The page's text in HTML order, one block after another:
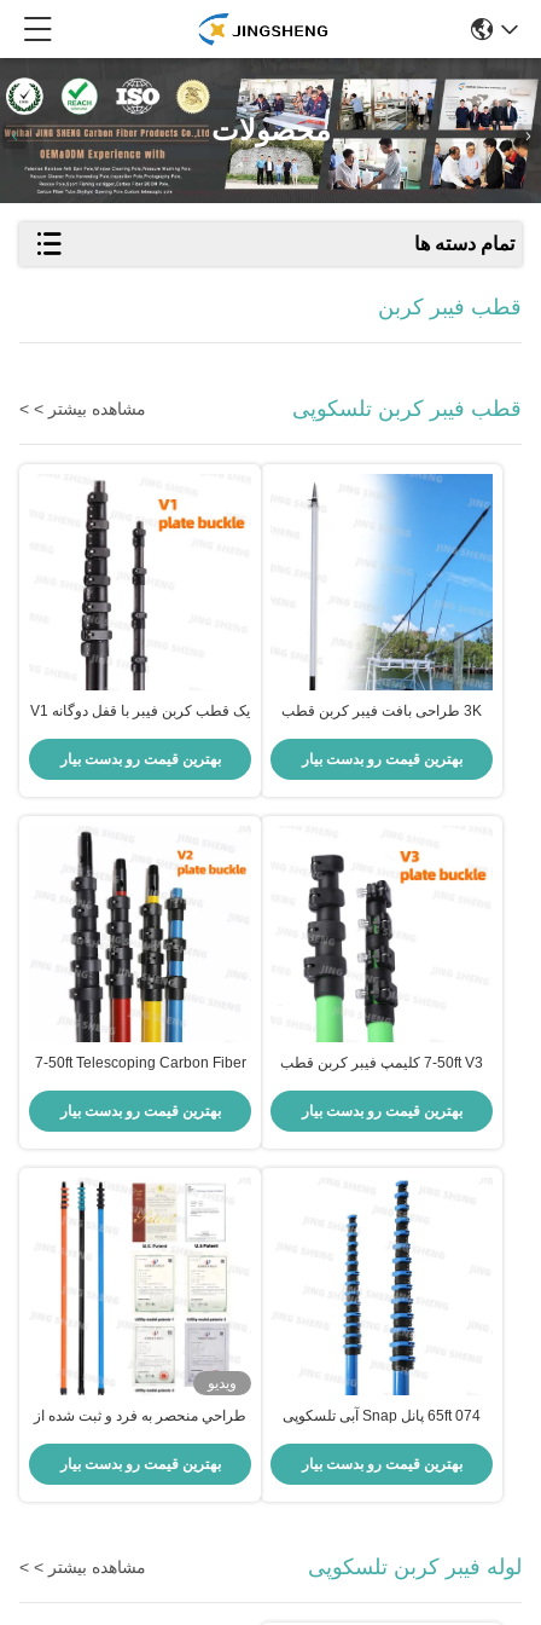
محصولات
تمام دسته ها
قطب فیبر کربن
قطب فیبر کربن تلسکوپی مشاهده بیشتر > >
3K طراحی بافت فیبر کربن قطب
بهترین قیمت رو بدست بیار
یک قطب کربن فیبر با قفل دوگانه V1
بهترین قیمت رو بدست بیار
7-50ft V3 کلیمپ فیبر کربن قطب
سنجش
بهترین قیمت رو بدست بیار
7-50ft Telescoping Carbon Fiber
شستن قطب، تمیز کردن صنعتی،
تمیز کردن پنجره OEM
بهترین قیمت رو بدست بیار
65ft 074 پانل Snap آبی تلسکوپی
صنعتی، برش درخت
بهترین قیمت رو بدست بیار
ویدیو
طراحي منحصر به فرد و ثبت شده از
چرخش از فیبر کربن
بهترین قیمت رو بدست بیار
لوله فیبر کربن تلسکوپی مشاهده بیشتر > >